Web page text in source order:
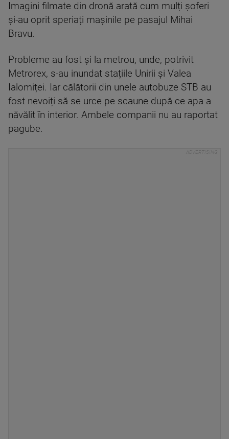
Imagini filmate din dronă arată cum mulți șoferi
și-au oprit speriați mașinile pe pasajul Mihai
Bravu.
Probleme au fost și la metrou, unde, potrivit
Metrorex, s-au inundat stațiile Unirii și Valea
Ialomiței. Iar călătorii din unele autobuze STB au
fost nevoiți să se urce pe scaune după ce apa a
năvălit în interior. Ambele companii nu au raportat
pagube.